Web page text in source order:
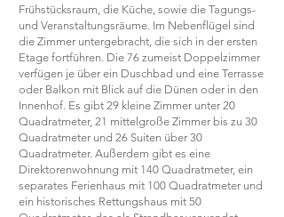
Frühstücksraum, die Küche, sowie die Tagungs-
und Veranstaltungsräume. Im Nebenflügel sind
die Zimmer untergebracht, die sich in der ersten
Etage fortführen. Die 76 zumeist Doppelzimmer
verfügen je über ein Duschbad und eine Terrasse
oder Balkon mit Blick auf die Dünen oder in den
Innenhof. Es gibt 29 kleine Zimmer unter 20
Quadratmeter, 21 mittelgroße Zimmer bis zu 30
Quadratmeter und 26 Suiten über 30
Quadratmeter. Außerdem gibt es eine
Direktorenwohnung mit 140 Quadratmeter, ein
separates Ferienhaus mit 100 Quadratmeter und
ein historisches Rettungshaus mit 50